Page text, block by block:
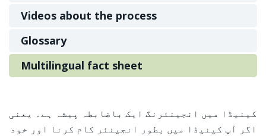
Videos about the process
Glossary
Multilingual fact sheet
کینیڈا میں انجینئرنگ ایک باضابطہ پیشہ ہے۔ یعنی
اگر آپ کینیڈا میں بطور انجینئر کام کرنا اور خود